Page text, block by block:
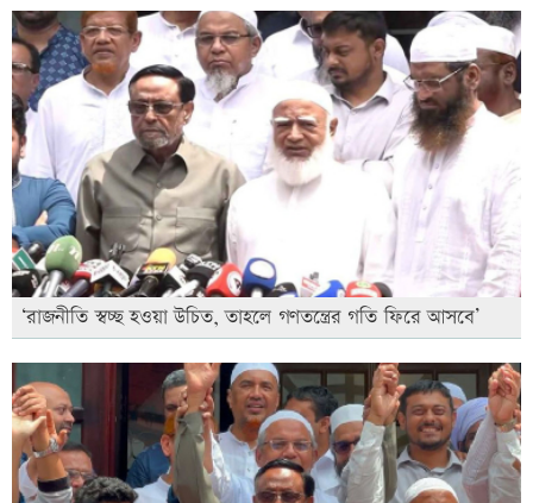
‘রাজনীতি স্বচ্ছ হওয়া উচিত, তাহলে গণতন্ত্রের গতি ফিরে আসবে’